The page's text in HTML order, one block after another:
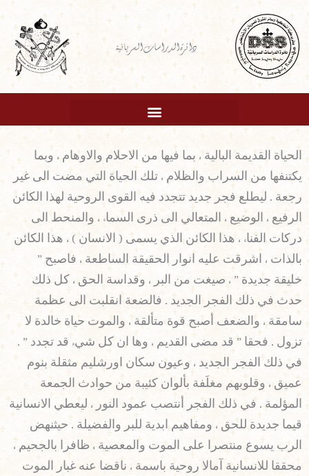
تخطي
إلى
المحتوى
دائرة الدراسات السريانية
الحياة القديمة البالية ، بما فيها من الاحلام والاوهام ، وبما
يكتنفها من السراب والظلام ، تلك الحياة التي مضت الى غير
رجعة . ليطلع فجر جديد تتجدد فيه القوى الروحية لهذا الكائن
الرفيع ، الوضيع ، المتعالي الى ذرى السماء ، والمنحط الى
دركات الفناء ، هذا الكائن الذي يسمى ( الانسان ) ، هذا الكائن
بالذات ، اشرقت عليه انوار الحقيقة الساطعة ، فاصبح ”
خليقة جديدة ” ، صيغت من البر ، وقداسة الحق ، كل ذلك
حدث في ذلك الفجر الجديد . فالضعة انقلبت الى عظمة
سامقة ، والضعف أصبح قوة متألقة ، والموت حياة خالدة لا
تزول . فحقا ” قد مضى القديم ، وها ان كل شيء قد تجدد ” .
في ذلك الفجر الجديد ، وعيون سكان اورشليم مثقلة بنوم
عميق ، وقلوبهم مغلَفة بألوان كئيبة من حوادث الجمعة
المؤلمة . في ذلك الفجر أنتصب عمود النور ، ليعطي الانسانية
قيما جديدة للحق ، ومفاهيم ابدية للبر والفضيلة . حيثنهض
الرب يسوع منتصرا على الموت والمعصية ، ظافرا بالجحيم ،
محققا للانسانية آمالا روحية باسمة ، ناقضا عنه غبار الموت